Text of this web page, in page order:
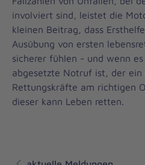
involviert sind, leistet die
kleinen Beitrag, dass
Ausübung von ersten
sicherer fühlen - und wenn
abgesetzte Notruf ist, der ein
Rettungskräfte am richtigen
dieser kann Leben retten.